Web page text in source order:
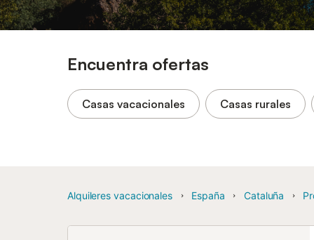
Encuentra ofertas
Casas vacacionales Casas rurales
Alquileres vacacionales España Cataluña